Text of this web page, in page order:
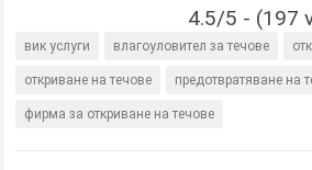
4.5/5 - (197
вик услуги влагоуловител за течове
откриване на течове предотвратяване на
фирма за откриване на течове